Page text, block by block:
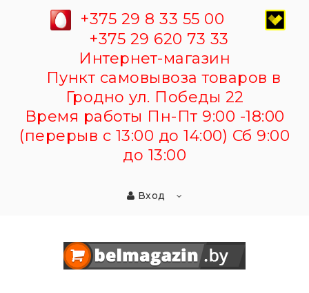
+375 29 8 33 55 00
+375 29 620 73 33
Интернет-магазин
Пункт самовывоза товаров в
Гродно ул. Победы 22
Время работы Пн-Пт 9:00 -18:00
(перерыв с 13:00 до 14:00) Сб 9:00
до 13:00
Вход